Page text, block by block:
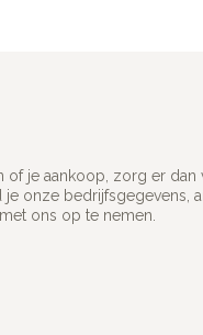
je aankoop, zorg er dan
je onze bedrijfsgegevens,
ons op te nemen.